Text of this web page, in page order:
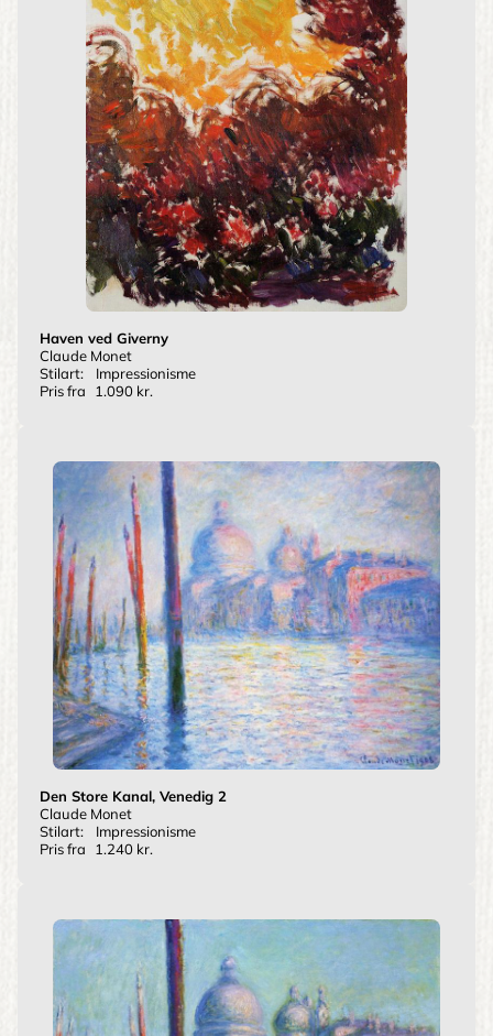
Haven ved Giverny
Claude Monet
Stilart:
Impressionisme
Pris fra
1.090 kr.
Den Store Kanal, Venedig 2
Claude Monet
Stilart:
Impressionisme
Pris fra
1.240 kr.